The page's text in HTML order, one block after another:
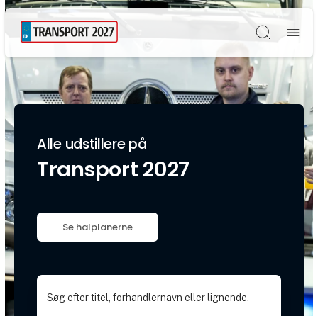
Søg
Alle udstillere på
Transport 2027
Se halplanerne
Søg efter titel, forhandlernavn eller lignende.